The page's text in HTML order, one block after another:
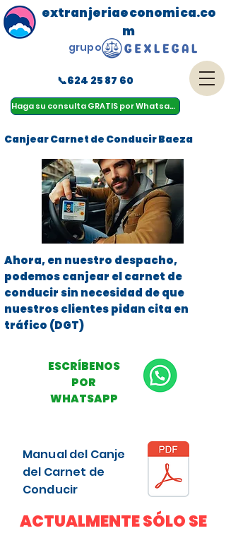
Haga su consulta GRATIS por Whatsapp
menu
extranjeriaeconomica.co
m
📞624 25 87 60
grupo
Canjear Carnet de Conducir Baeza
Ahora, en nuestro despacho,
podemos canjear el carnet de
conducir sin necesidad de que
nuestros clientes pidan cita en
tráfico (DGT)
ESCRÍBENOS
POR
WHATSAPP
Manual del Canje
del Carnet de
Conducir
ACTUALMENTE SÓLO SE